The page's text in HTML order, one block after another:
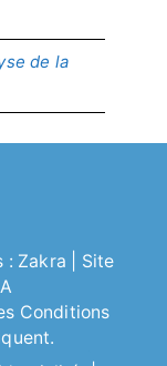
de la
: Zakra | Site
Conditions